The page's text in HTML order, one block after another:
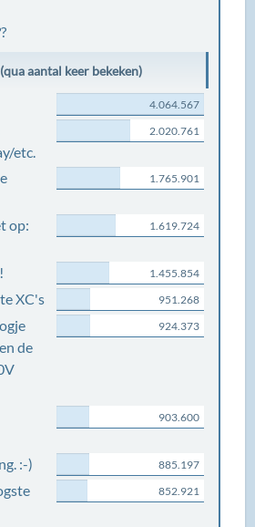
aantal keer bekeken)
4.064.567
etc.
2.020.761
1.765.901
op:
1.619.724
1.455.854
XC's 951.268
de
924.373
903.600
:-) 885.197
852.921